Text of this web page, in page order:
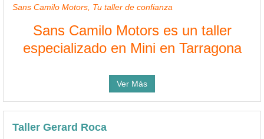
Sans Camilo Motors, Tu taller de confianza
Sans Camilo Motors es un taller
especializado en Mini en Tarragona
Ver Más
Taller Gerard Roca